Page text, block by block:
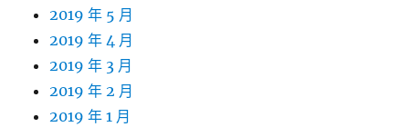
2019 年 5 月
2019 年 4 月
2019 年 3 月
2019 年 2 月
2019 年 1 月